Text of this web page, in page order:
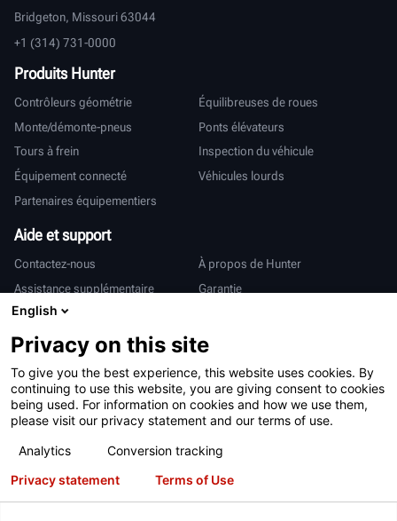
Bridgeton, Missouri 63044
+1 (314) 731-0000
Produits Hunter
Contrôleurs géométrie
Équilibreuses de roues
Monte/démonte-pneus
Ponts élévateurs
Tours à frein
Inspection du véhicule
Équipement connecté
Véhicules lourds
Partenaires équipementiers
Aide et support
Contactez-nous
À propos de Hunter
Assistance supplémentaire
Garantie
International
Ventes et services
Deutsch
亨特中国
Conditions d’utilisation
Déclaration de confidentialité
English
Privacy on this site
To give you the best experience, this website uses cookies. By
continuing to use this website, you are giving consent to cookies
being used. For information on cookies and how we use them,
please visit our privacy statement and our terms of use.
Analytics
Conversion tracking
Privacy statement
Terms of Use